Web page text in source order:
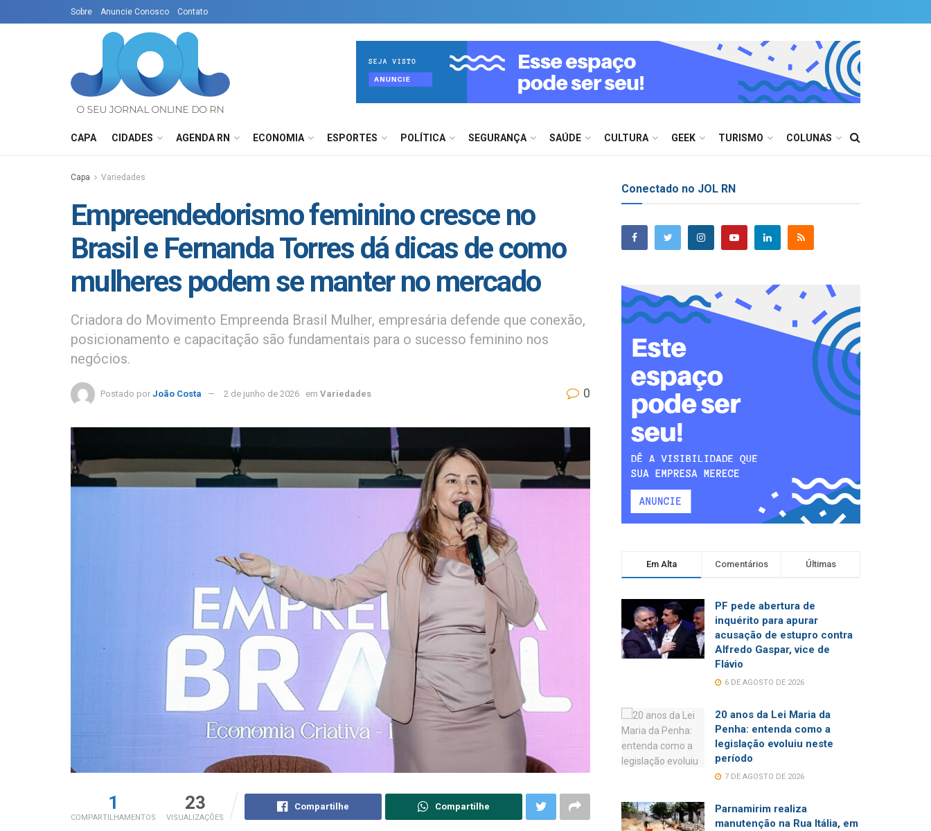
Sobre Anuncie Conosco Contato
CAPA CIDADES AGENDA RN ECONOMIA ESPORTES POLÍTICA SEGURANÇA SAÚDE CULTURA GEEK TURISMO COLUNAS
Capa Variedades
Empreendedorismo feminino cresce no
Brasil e Fernanda Torres dá dicas de como
mulheres podem se manter no mercado
Criadora do Movimento Empreenda Brasil Mulher, empresária defende que conexão,
posicionamento e capacitação são fundamentais para o sucesso feminino nos
negócios.
Postado por João Costa 2 de junho de 2026 em Variedades 0
1
COMPARTILHAMENTOS
23
VISUALIZAÇÕES
Compartilhe Compartilhe
Conectado no JOL RN
Em Alta Comentários Últimas
PF pede abertura de
inquérito para apurar
acusação de estupro contra
Alfredo Gaspar, vice de
Flávio
6 DE AGOSTO DE 2026
20 anos da Lei Maria da
Penha: entenda como a
legislação evoluiu neste
período
7 DE AGOSTO DE 2026
Parnamirim realiza
manutenção na Rua Itália, em